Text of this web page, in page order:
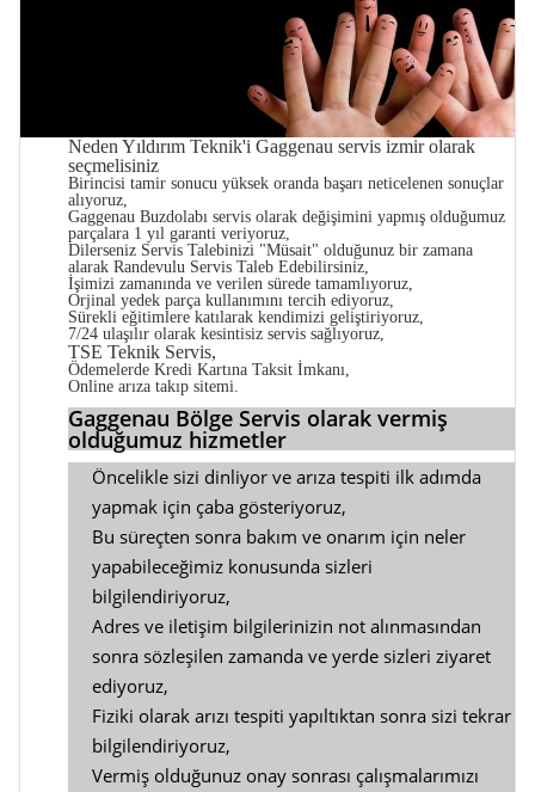
Neden Yıldırım Teknik'i Gaggenau servis izmir olarak
seçmelisiniz
Birincisi tamir sonucu yüksek oranda başarı neticelenen sonuçlar
alıyoruz,
Gaggenau Buzdolabı servis olarak değişimini yapmış olduğumuz
parçalara 1 yıl garanti veriyoruz,
Dilerseniz Servis Talebinizi "Müsait" olduğunuz bir zamana
alarak Randevulu Servis Taleb Edebilirsiniz,
İşimizi zamanında ve verilen sürede tamamlıyoruz,
Orjinal yedek parça kullanımını tercih ediyoruz,
Sürekli eğitimlere katılarak kendimizi geliştiriyoruz,
7/24 ulaşılır olarak kesintisiz servis sağlıyoruz,
TSE Teknik Servis,
Ödemelerde Kredi Kartına Taksit İmkanı,
Online arıza takıp sitemi.
Gaggenau Bölge Servis olarak vermiş
olduğumuz hizmetler
Öncelikle sizi dinliyor ve arıza tespiti ilk adımda
yapmak için çaba gösteriyoruz,
Bu süreçten sonra bakım ve onarım için neler
yapabileceğimiz konusunda sizleri
bilgilendiriyoruz,
Adres ve iletişim bilgilerinizin not alınmasından
sonra sözleşilen zamanda ve yerde sizleri ziyaret
ediyoruz,
Fiziki olarak arızı tespiti yapıltıktan sonra sizi tekrar
bilgilendiriyoruz,
Vermiş olduğunuz onay sonrası çalışmalarımızı